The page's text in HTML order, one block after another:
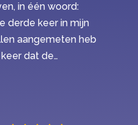
in één woord:
derde keer in mijn
aangemeten heb
dat de…
met Second Opinion”